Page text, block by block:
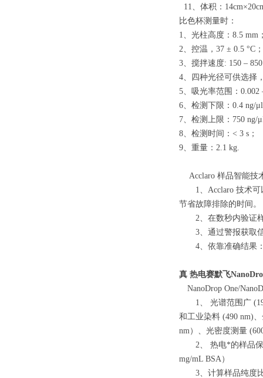
11、体积：
比色杯测量时：
1、光柱高度：8.5 mm
2、控温，37 ± 0.5 °C；
3、搅拌速度: 150 –
4、四种光径可供选择
5、吸光率范围：0.002
6、检测下限：0.4 ng/
7、检测上限：750 ng/
8、检测时间：< 3 s；
9、重量：2.1 kg.
Acclaro 样品智能技
1、Acclaro 技术可
节省故障排除的时间。
2、在数秒内验证样
3、通过警报获取信
4、依靠准确结果：
真 热电赛默飞
NanoDrop One/
1、 光谱范围广
和工业染料 (490 nm)
nm）、光密度测量
2、 热电*的样品保
mg/mL BSA）
3、计算样品纯度比